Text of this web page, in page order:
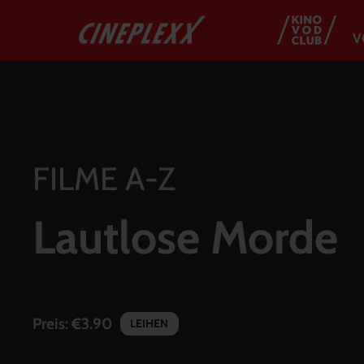
FILME A-Z
Lautlose Morde
Preis: €3.90 LEIHEN